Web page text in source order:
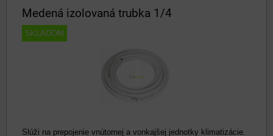
Medená izolovaná trubka 1/4
SKLADOM
Slúži na prepojenie vnútornej a vonkajšej jednotky klimatizácie.